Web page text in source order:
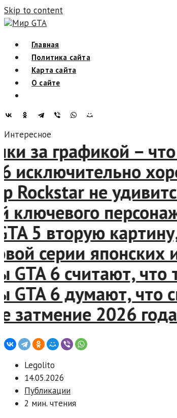
Skip to content
Мир GTA
Главная
Политика сайта
Карта сайта
О сайте
Интересное
за графикой – что
не удивится,
персонажа
5 вторую картину,
серии японских
6 считают, что
6 думают, что
2026 года
Legolito
14.05.2026
Публикации
2 мин. чтения